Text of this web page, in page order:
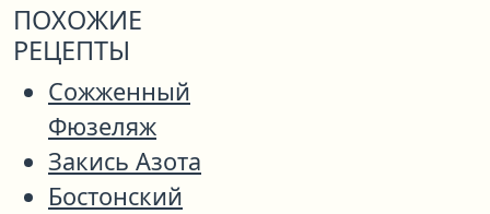
ПОХОЖИЕ
РЕЦЕПТЫ
Сожженный
Фюзеляж
Закись Азота
Бостонский